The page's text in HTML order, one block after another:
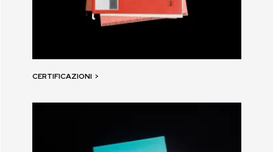
CERTIFICAZIONI >